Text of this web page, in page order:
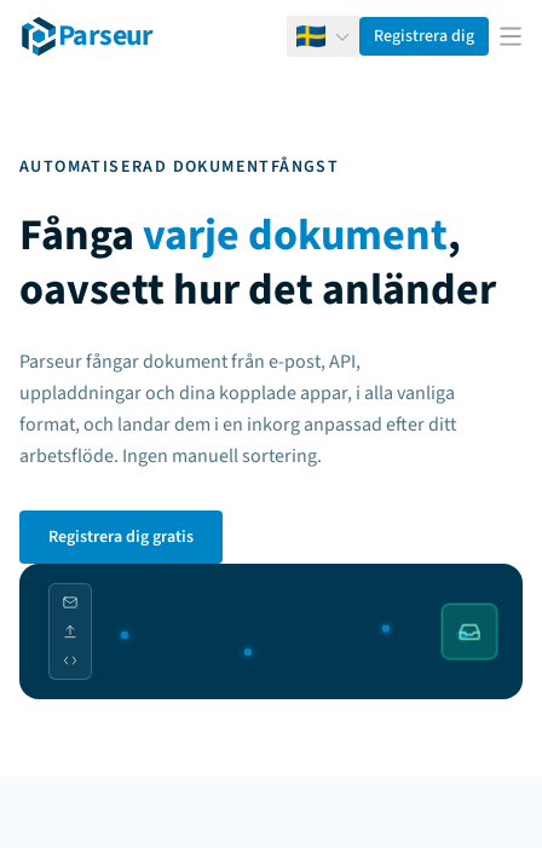
Parseur SvenskaRegistrera dig
AUTOMATISERAD DOKUMENTFÅNGST
Fångavarje dokument,
oavsett hur det anländer
Parseur fångar dokument från e-post, API,
uppladdningar och dina kopplade appar, i alla vanliga
format, och landar dem i en inkorg anpassad efter ditt
arbetsflöde. Ingen manuell sortering.
Registrera dig gratis